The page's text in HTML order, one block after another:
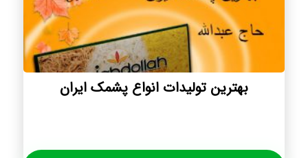
بهترین تولیدات انواع پشمک ایران